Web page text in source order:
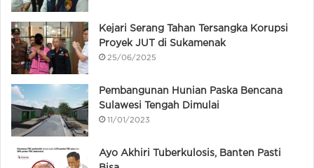
Kejari Serang Tahan Tersangka Korupsi
Proyek JUT di Sukamenak
25/06/2025
Pembangunan Hunian Paska Bencana
Sulawesi Tengah Dimulai
11/01/2023
Ayo Akhiri Tuberkulosis, Banten Pasti